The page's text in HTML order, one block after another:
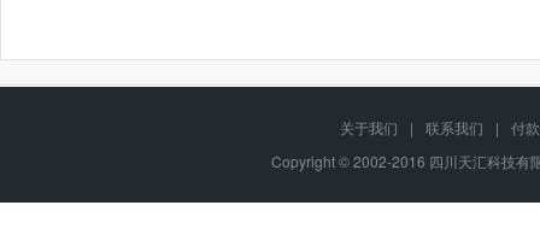
关于我们 | 联系我们 |
付
Copyright © 2002-2016 四川天汇科技